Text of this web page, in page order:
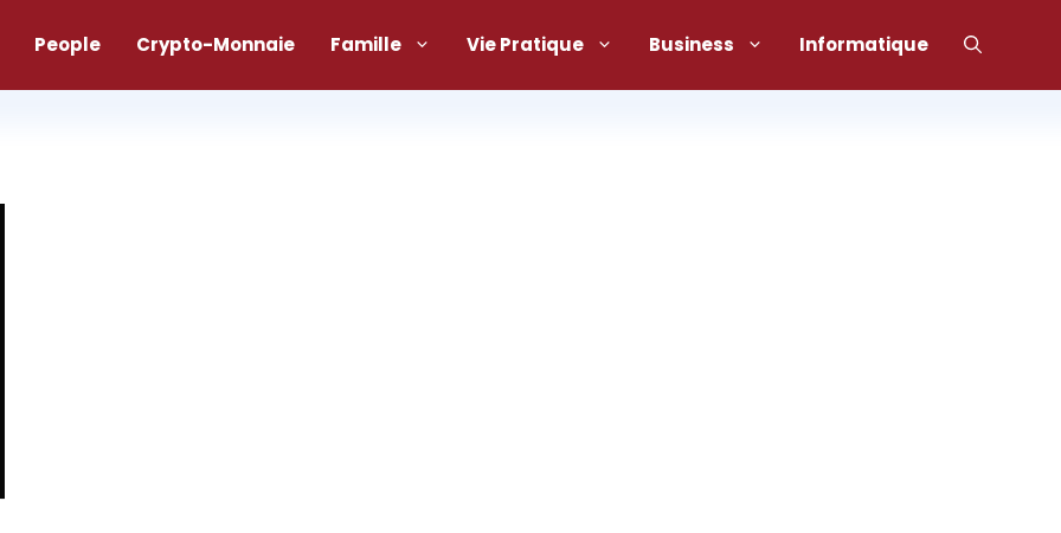
People Crypto-Monnaie Famille Vie Pratique Business Informatique